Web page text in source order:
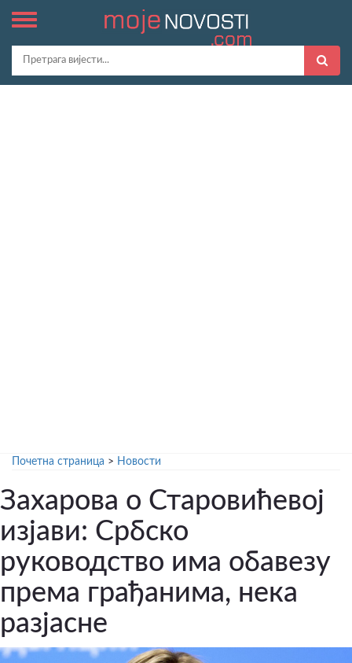
Почетна страница > Новости
Захарова о Старовићевој
изјави: Србско
руководство има обавезу
према грађанима, нека
разјасне